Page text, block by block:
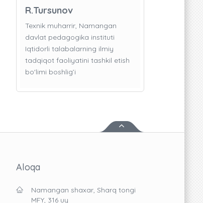
R.Tursunov
Texnik muharrir, Namangan
davlat pedagogika instituti
Iqtidorli talabalarning ilmiy
tadqiqot faoliyatini tashkil etish
bo'limi boshlig’i
Aloqa
Namangan shaxar, Sharq tongi
MFY, 316 uy